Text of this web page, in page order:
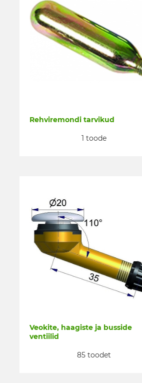
Rehviremondi tarvikud
1 toode
Veokite, haagiste ja busside
ventiilid
85 toodet